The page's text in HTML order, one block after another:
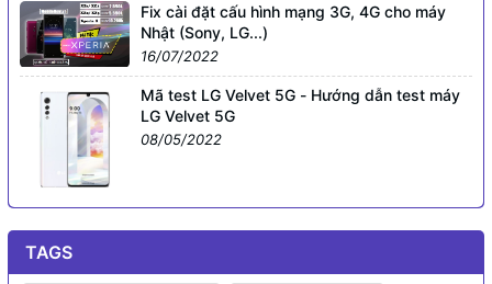
Fix cài đặt cấu hình mạng 3G, 4G cho máy
Nhật (Sony, LG...)
16/07/2022
Mã test LG Velvet 5G - Hướng dẫn test máy
LG Velvet 5G
08/05/2022
TAGS